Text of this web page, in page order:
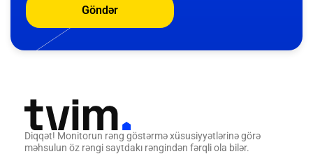
Göndər
Diqqət! Monitorun rəng göstərmə xüsusiyyətlərinə görə
məhsulun öz rəngi saytdakı rəngindən fərqli ola bilər.